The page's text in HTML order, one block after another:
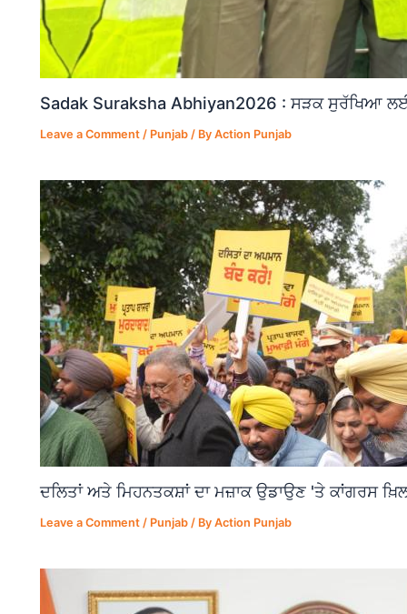
Sadak Suraksha Abhiyan2026 : ਸੜਕ ਸੁਰੱਖਿਆ
Leave a Comment / Punjab / ByAction Punjab
ਦਲਿਤਾਂ ਅਤੇ ਮਿਹਨਤਕਸ਼ਾਂ ਦਾ ਮਜ਼ਾਕ ਉਡਾਉਣ 'ਤੇ ਕਾਂਗਰਸ
Leave a Comment / Punjab / ByAction Punjab